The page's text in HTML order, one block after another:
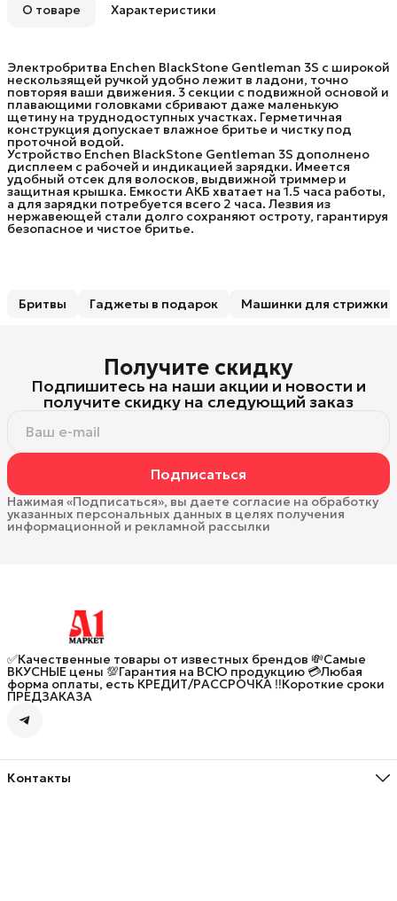
О товаре Характеристики
Электробритва Enchen BlackStone Gentleman 3S с широкой
нескользящей ручкой удобно лежит в ладони, точно
повторяя ваши движения. 3 секции с подвижной основой и
плавающими головками сбривают даже маленькую
щетину на труднодоступных участках. Герметичная
конструкция допускает влажное бритье и чистку под
проточной водой.
Устройство Enchen BlackStone Gentleman 3S дополнено
дисплеем с рабочей и индикацией зарядки. Имеется
удобный отсек для волосков, выдвижной триммер и
защитная крышка. Емкости АКБ хватает на 1.5 часа работы,
а для зарядки потребуется всего 2 часа. Лезвия из
нержавеющей стали долго сохраняют остроту, гарантируя
безопасное и чистое бритье.
Бритвы Гаджеты в подарок Машинки для стрижки
Получите скидку
Подпишитесь на наши акции и новости и
получите скидку на следующий заказ
Подписаться
Нажимая «Подписаться», вы даете согласие на обработку
указанных персональных данных в целях получения
информационной и рекламной рассылки
✅Качественные товары от известных брендов 💸Самые
ВКУСНЫЕ цены 💯Гарантия на ВСЮ продукцию 💳Любая
форма оплаты, есть КРЕДИТ/РАССРОЧКА ‼️Короткие сроки
ПРЕДЗАКАЗА
Контакты